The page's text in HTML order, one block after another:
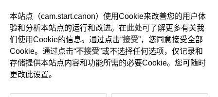
D101-114
索引显示(多张图像显示)
切换到索引显示。
本站点（cam.start.canon）使用Cookie来改善您的用户体
验和分析本站点的运行和改进。在此处可了解更多有关我
们使用Cookie的信息。通过点击“接受”，您同意接受全部
Cookie。通过点击“不接受”或不选择任何选项，仅记录和
存储提供本站点内容和功能所需的必要Cookie。您可随时
更改此设置。